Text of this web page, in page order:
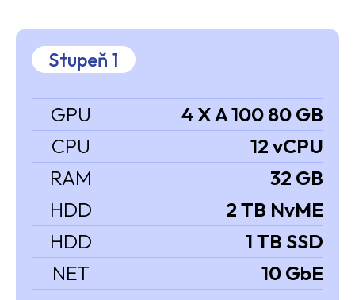
Stupeň 1
GPU
4 X A 100 80 GB
CPU
12 vCPU
RAM
32 GB
HDD
2 TB NvME
HDD
1 TB SSD
NET
10 GbE